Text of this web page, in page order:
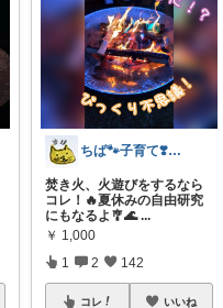
ちば🐾子育て❣️長女が小麦粉アレルギー
焚き火、火遊びをするなら
コレ！🔥夏休みの自由研究
にもなるよ🎐🌊 ...
￥ 1,000
1 2 142
コレ いいね